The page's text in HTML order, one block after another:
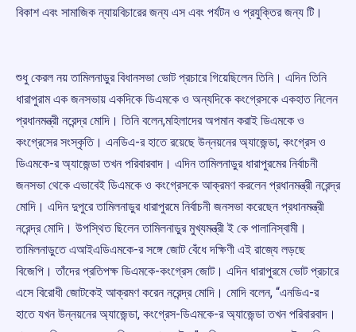
বিকাশ এবং সামাজিক ন্যায়বিচারের জন্য এস এবং পর্যটন ও প্রযুক্তির জন্য টি।
শুধু কেরল নয় তামিলনাড়ুর বিধানসভা ভোট প্রচারে গিয়েছিলেন তিনি। এদিন তিনি
ধারাপুরাম এক জনসভায় একদিকে ডিএমকে ও অন্যদিকে কংগ্রেসকে একহাত নিলেন
প্রধানমন্ত্রী নরেন্দ্র মোদি। তিনি বলেন,মহিলাদের অপমান করাই ডিএমকে ও
কংগ্রেসের সংস্কৃতি। এনডিএ-র হাতে রয়েছে উন্নয়নের অ্যাজেন্ডা, কংগ্রেস ও
ডিএমকে-র অ্যাজেন্ডা তখন পরিবারবাদ। এদিন তামিলনাড়ুর ধারাপুরমের নির্বাচনী
জনসভা থেকে এভাবেই ডিএমকে ও কংগ্রেসকে আক্রমণ করলেন প্রধানমন্ত্রী নরেন্দ্র
মোদি। এদিন দুপুরে তামিলনাড়ুর ধারাপুরমে নির্বাচনী জনসভা করেছেন প্রধানমন্ত্রী
নরেন্দ্র মোদি। উপস্থিত ছিলেন তামিলনাড়ুর মুখ্যমন্ত্রী ই কে পালানিস্বামী।
তামিলনাড়ুতে এআইএডিএমকে-র সঙ্গে জোট বেঁধে দক্ষিণী এই রাজ্যে লড়ছে
বিজেপি। তাঁদের প্রতিপক্ষ ডিএমকে-কংগ্রেস জোট। এদিন ধারাপুরমে ভোট প্রচারে
এসে বিরোধী জোটকেই আক্রমণ করেন নরেন্দ্র মোদি। মোদি বলেন, “এনডিএ-র
হাতে যখন উন্নয়নের অ্যাজেন্ডা, কংগ্রেস-ডিএমকে-র অ্যাজেন্ডা তখন পরিবারবাদ।